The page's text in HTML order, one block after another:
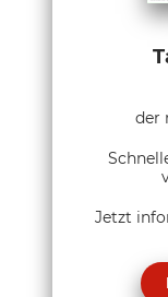
der
Jetzt